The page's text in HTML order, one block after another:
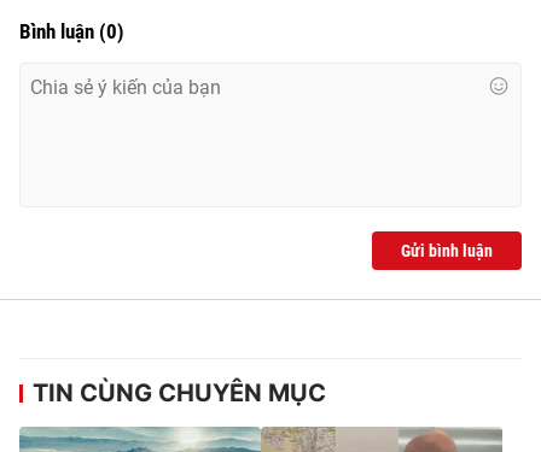
Bình luận (0)
Gửi bình luận
TIN CÙNG CHUYÊN MỤC